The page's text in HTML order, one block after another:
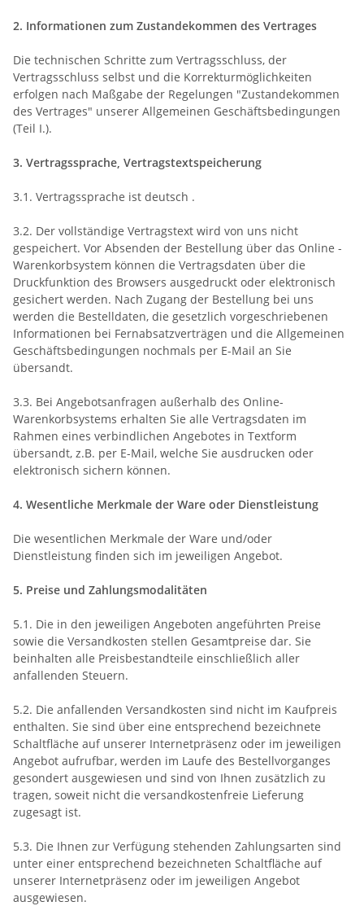
2. Informationen zum Zustandekommen des Vertrages
Die technischen Schritte zum Vertragsschluss, der
Vertragsschluss selbst und die Korrekturmöglichkeiten
erfolgen nach Maßgabe der Regelungen "Zustandekommen
des Vertrages" unserer Allgemeinen Geschäftsbedingungen
(Teil I.).
3. Vertragssprache, Vertragstextspeicherung
3.1. Vertragssprache ist deutsch .
3.2. Der vollständige Vertragstext wird von uns nicht
gespeichert. Vor Absenden der Bestellung über das Online -
Warenkorbsystem können die Vertragsdaten über die
Druckfunktion des Browsers ausgedruckt oder elektronisch
gesichert werden. Nach Zugang der Bestellung bei uns
werden die Bestelldaten, die gesetzlich vorgeschriebenen
Informationen bei Fernabsatzverträgen und die Allgemeinen
Geschäftsbedingungen nochmals per E-Mail an Sie
übersandt.
3.3. Bei Angebotsanfragen außerhalb des Online-
Warenkorbsystems erhalten Sie alle Vertragsdaten im
Rahmen eines verbindlichen Angebotes in Textform
übersandt, z.B. per E-Mail, welche Sie ausdrucken oder
elektronisch sichern können.
4. Wesentliche Merkmale der Ware oder Dienstleistung
Die wesentlichen Merkmale der Ware und/oder
Dienstleistung finden sich im jeweiligen Angebot.
5. Preise und Zahlungsmodalitäten
5.1. Die in den jeweiligen Angeboten angeführten Preise
sowie die Versandkosten stellen Gesamtpreise dar. Sie
beinhalten alle Preisbestandteile einschließlich aller
anfallenden Steuern.
5.2. Die anfallenden Versandkosten sind nicht im Kaufpreis
enthalten. Sie sind über eine entsprechend bezeichnete
Schaltfläche auf unserer Internetpräsenz oder im jeweiligen
Angebot aufrufbar, werden im Laufe des Bestellvorganges
gesondert ausgewiesen und sind von Ihnen zusätzlich zu
tragen, soweit nicht die versandkostenfreie Lieferung
zugesagt ist.
5.3. Die Ihnen zur Verfügung stehenden Zahlungsarten sind
unter einer entsprechend bezeichneten Schaltfläche auf
unserer Internetpräsenz oder im jeweiligen Angebot
ausgewiesen.